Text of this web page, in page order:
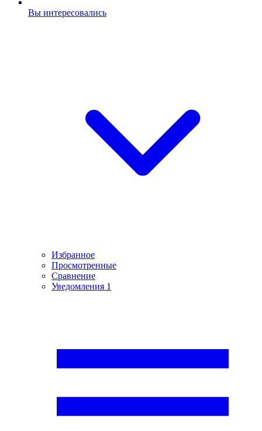
Вы интересовались
Избранное
Просмотренные
Сравнение
Уведомления 1